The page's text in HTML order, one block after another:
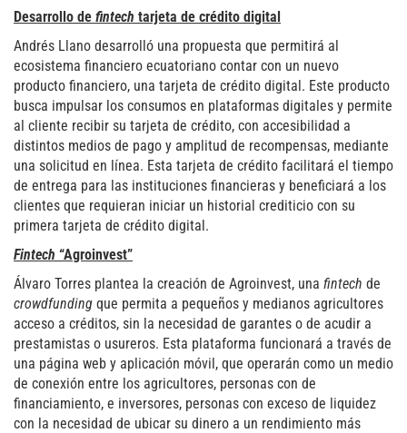
Desarrollo de fintech tarjeta de crédito digital
Andrés Llano desarrolló una propuesta que permitirá al
ecosistema financiero ecuatoriano contar con un nuevo
producto financiero, una tarjeta de crédito digital. Este producto
busca impulsar los consumos en plataformas digitales y permite
al cliente recibir su tarjeta de crédito, con accesibilidad a
distintos medios de pago y amplitud de recompensas, mediante
una solicitud en línea. Esta tarjeta de crédito facilitará el tiempo
de entrega para las instituciones financieras y beneficiará a los
clientes que requieran iniciar un historial crediticio con su
primera tarjeta de crédito digital.
Fintech “Agroinvest”
Álvaro Torres plantea la creación de Agroinvest, una fintech de
crowdfunding que permita a pequeños y medianos agricultores
acceso a créditos, sin la necesidad de garantes o de acudir a
prestamistas o usureros. Esta plataforma funcionará a través de
una página web y aplicación móvil, que operarán como un medio
de conexión entre los agricultores, personas con de
financiamiento, e inversores, personas con exceso de liquidez
con la necesidad de ubicar su dinero a un rendimiento más